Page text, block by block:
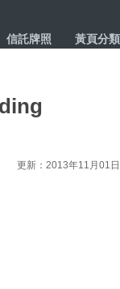
信託牌照 黃頁分類
更新：2013年11月01日